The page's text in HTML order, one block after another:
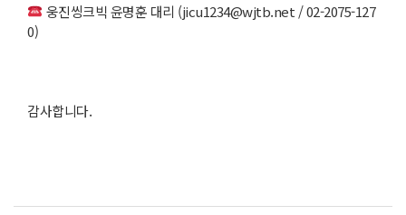
웅진씽크빅 윤명훈 대리 (jicu1234@wjtb.net / 02-2075-127
0)
감사합니다.